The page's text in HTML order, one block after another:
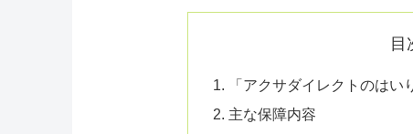
目
「アクサダイレクトのは
主な保障内容